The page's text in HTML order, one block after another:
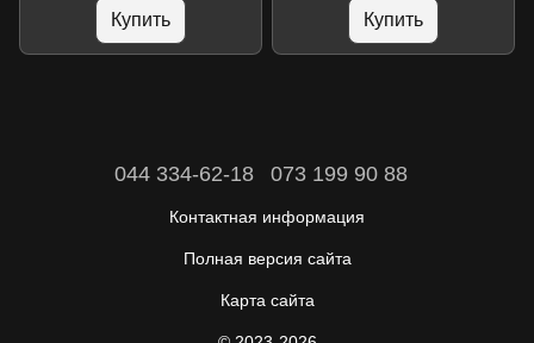
Купить Купить
044 334-62-18 073 199 90 88
Контактная информация
Полная версия сайта
Карта сайта